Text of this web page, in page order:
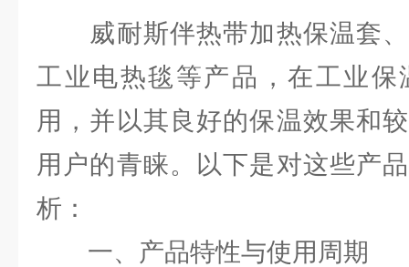
威耐斯伴热带加热保温套、
工业电热毯等产品，在工业保
用，并以其良好的保温效果和
用户的青睐。以下是对这些产
析：
一、产品特性与使用周期